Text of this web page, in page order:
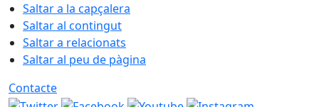
Saltar a la capçalera
Saltar al contingut
Saltar a relacionats
Saltar al peu de pàgina
Contacte